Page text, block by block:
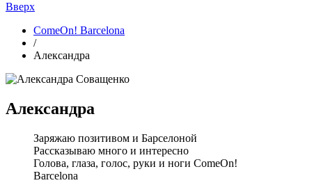
Вверх
ComeOn! Barcelona
/
Александра
Александра
Заряжаю позитивом и Барселоной
Рассказываю много и интересно
Голова, глаза, голос, руки и ноги ComeOn!
Barcelona